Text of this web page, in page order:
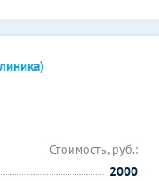
Стоимость, руб.:
2000